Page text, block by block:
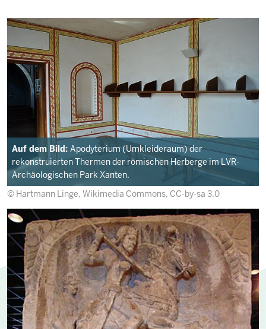
Auf dem Bild: Apodyterium (Umkleideraum) der
rekonstruierten Thermen der römischen Herberge im LVR-
Archäologischen Park Xanten.
© Hartmann Linge, Wikimedia Commons, CC-by-sa 3.0